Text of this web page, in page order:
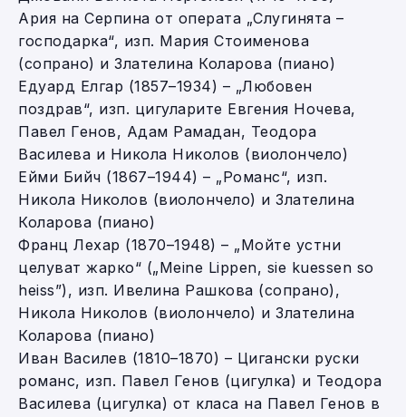
Ария на Серпина от операта „Слугинята –
господарка“, изп. Мария Стоименова
(сопрано) и Злателина Коларова (пиано)
Едуард Елгар (1857–1934) – „Любовен
поздрав“, изп. цигуларите Евгения Ночева,
Павел Генов, Адам Рамадан, Теодора
Василева и Никола Николов (виолончело)
Ейми Бийч (1867–1944) – „Романс“, изп.
Никола Николов (виолончело) и Злателина
Коларова (пиано)
Франц Лехар (1870–1948) – „Мойте устни
целуват жарко“ („Meine Lippen, sie kuessen so
heiss”), изп. Ивелина Рашкова (сопрано),
Никола Николов (виолончело) и Злателина
Коларова (пиано)
Иван Василев (1810–1870) – Цигански руски
романс, изп. Павел Генов (цигулка) и Теодора
Василева (цигулка) от класа на Павел Генов в